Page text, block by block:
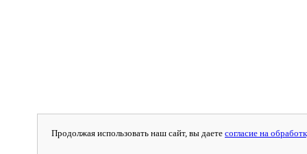
Продолжая использовать наш сайт, вы даете согласие на